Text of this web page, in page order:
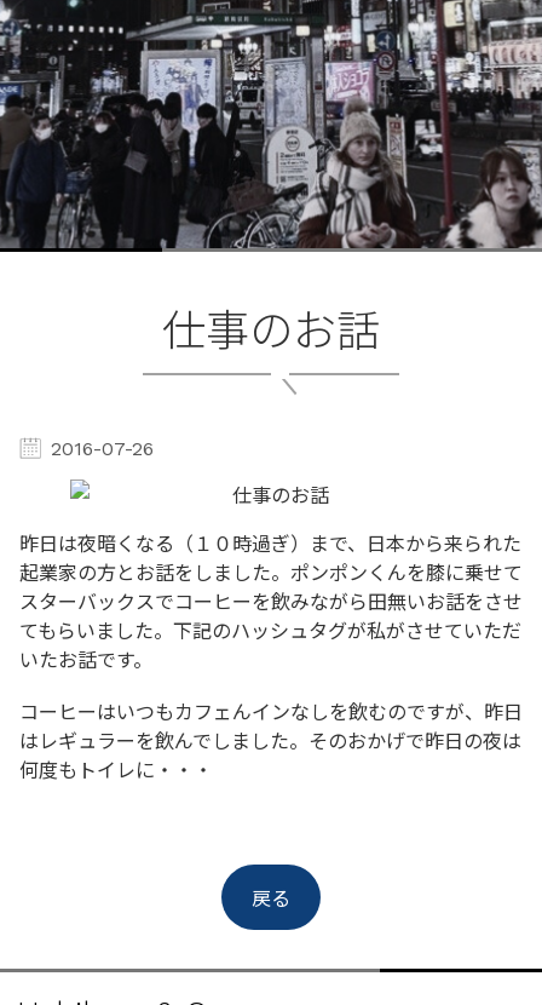
ロ
グ
ル
仕事のお話
2016-07-26
昨日は夜暗くなる（１０時過ぎ）まで、日本から来られた
起業家の方とお話をしました。ポンポンくんを膝に乗せて
スターバックスでコーヒーを飲みながら田無いお話をさせ
てもらいました。下記のハッシュタグが私がさせていただ
いたお話です。
コーヒーはいつもカフェんインなしを飲むのですが、昨日
はレギュラーを飲んでしました。そのおかげで昨日の夜は
何度もトイレに・・・
戻る